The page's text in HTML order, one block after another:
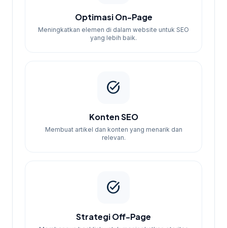
Optimasi On-Page
Meningkatkan elemen di dalam website untuk SEO
yang lebih baik.
task_alt
Konten SEO
Membuat artikel dan konten yang menarik dan
relevan.
task_alt
Strategi Off-Page